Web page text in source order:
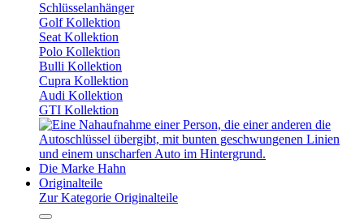
Schlüsselanhänger
Golf Kollektion
Seat Kollektion
Polo Kollektion
Bulli Kollektion
Cupra Kollektion
Audi Kollektion
GTI Kollektion
Die Marke Hahn
Originalteile
Zur Kategorie Originalteile